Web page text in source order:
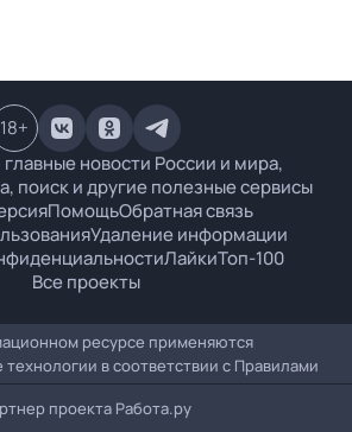
новости России и мира,
поиск и другие полезные сервисы
ПомощьОбратная связь
Удаление информации
ЛайкиТоп-100
Все проекты
18+
ресурсе применяются
в соответствии с Правилами
проекта Работа.ру